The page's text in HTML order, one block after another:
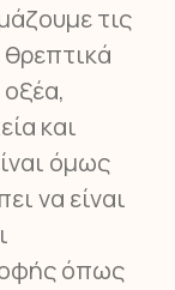
τις
και
όμως
να είναι
όπως